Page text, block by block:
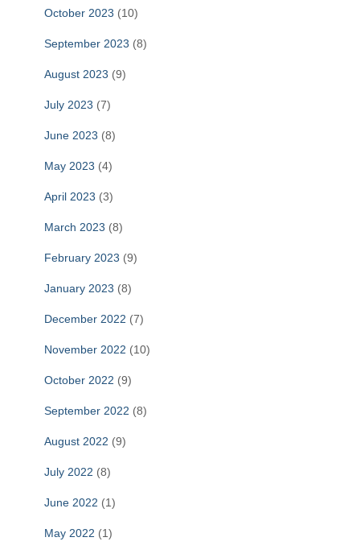
October 2023 (10)
September 2023 (8)
August 2023 (9)
July 2023 (7)
June 2023 (8)
May 2023 (4)
April 2023 (3)
March 2023 (8)
February 2023 (9)
January 2023 (8)
December 2022 (7)
November 2022 (10)
October 2022 (9)
September 2022 (8)
August 2022 (9)
July 2022 (8)
June 2022 (1)
May 2022 (1)